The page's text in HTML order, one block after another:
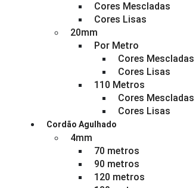
Cores Mescladas
Cores Lisas
20mm
Por Metro
Cores Mescladas
Cores Lisas
110 Metros
Cores Mescladas
Cores Lisas
Cordão Agulhado
4mm
70 metros
90 metros
120 metros